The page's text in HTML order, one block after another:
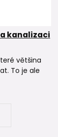
kanalizaci
většina
To je ale